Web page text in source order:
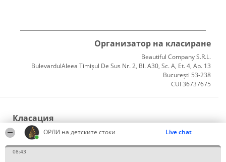
ОРЛИ на детските стоки Live chat
08:43
Организатор на класиране
Beautiful Company S.R.L.
BulevardulAleea Timișul De Sus Nr. 2, Bl. A30, Sc. A, Et. 4, Ap. 13
București 53-238
CUI 36737675
Класация
Победители
Списък на всички победители
Правила